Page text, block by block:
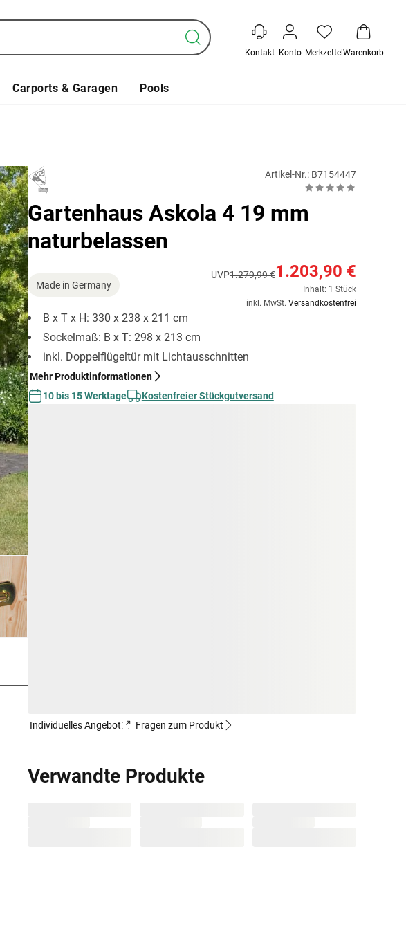
Kontakt Konto Merkzettel Warenkorb
Carports & Garagen Pools
Artikel-Nr.: B7154447
Gartenhaus Askola 4 19 mm
naturbelassen
UVP1.279,99 €1.203,90 €
Inhalt: 1 Stück
inkl. MwSt. Versandkostenfrei
Made in Germany
B x T x H: 330 x 238 x 211 cm
Sockelmaß: B x T: 298 x 213 cm
inkl. Doppelflügeltür mit Lichtausschnitten
Mehr Produktinformationen
10 bis 15 Werktage
Kostenfreier Stückgutversand
Individuelles Angebot Fragen zum Produkt
Verwandte Produkte